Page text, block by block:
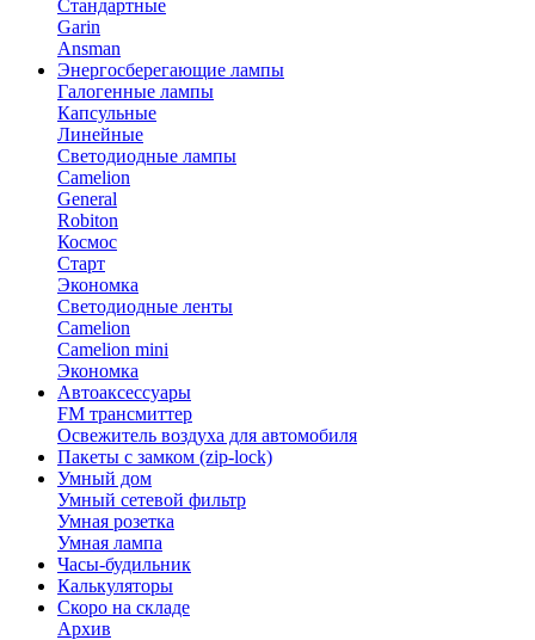
Стандартные
Garin
Ansman
Энергосберегающие лампы
Галогенные лампы
Капсульные
Линейные
Светодиодные лампы
Camelion
General
Robiton
Космос
Старт
Экономка
Светодиодные ленты
Camelion
Camelion mini
Экономка
Автоаксессуары
FM трансмиттер
Освежитель воздуха для автомобиля
Пакеты с замком (zip-lock)
Умный дом
Умный сетевой фильтр
Умная розетка
Умная лампа
Часы-будильник
Калькуляторы
Скоро на складе
Архив